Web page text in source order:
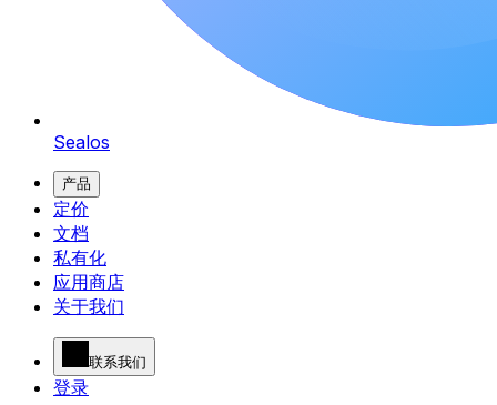
Sealos
产品
定价
文档
私有化
应用商店
关于我们
联系我们
登录